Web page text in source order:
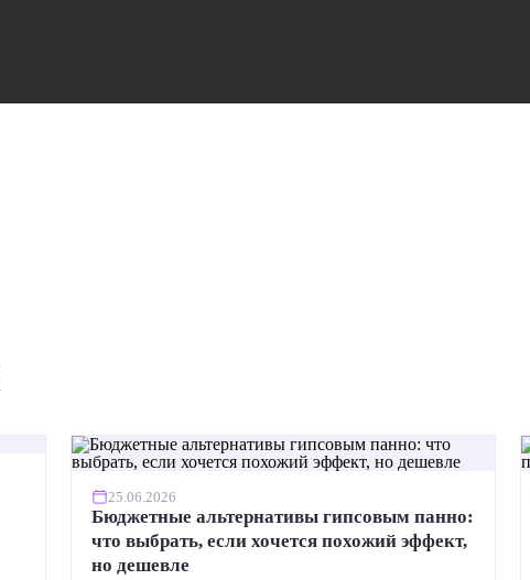
25.06.2026
Бюджетные альтернативы гипсовым панно:
что выбрать, если хочется похожий эффект,
но дешевле